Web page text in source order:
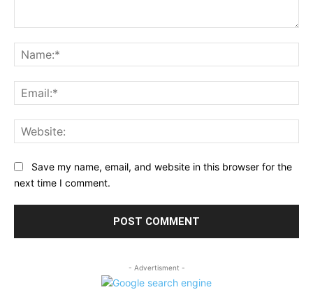
Save my name, email, and website in this browser for the
next time I comment.
- Advertisment -